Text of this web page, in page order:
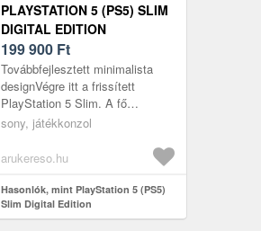
PLAYSTATION 5 (PS5) SLIM
DIGITAL EDITION
199 900 Ft
Továbbfejlesztett minimalista
designVégre itt a frissített
PlayStation 5 Slim. A fő
újdonság az elődjén alapuló,
összességéb...
sony, játékkonzol
arukereso.hu
Hasonlók, mint PlayStation 5 (PS5)
Slim Digital Edition